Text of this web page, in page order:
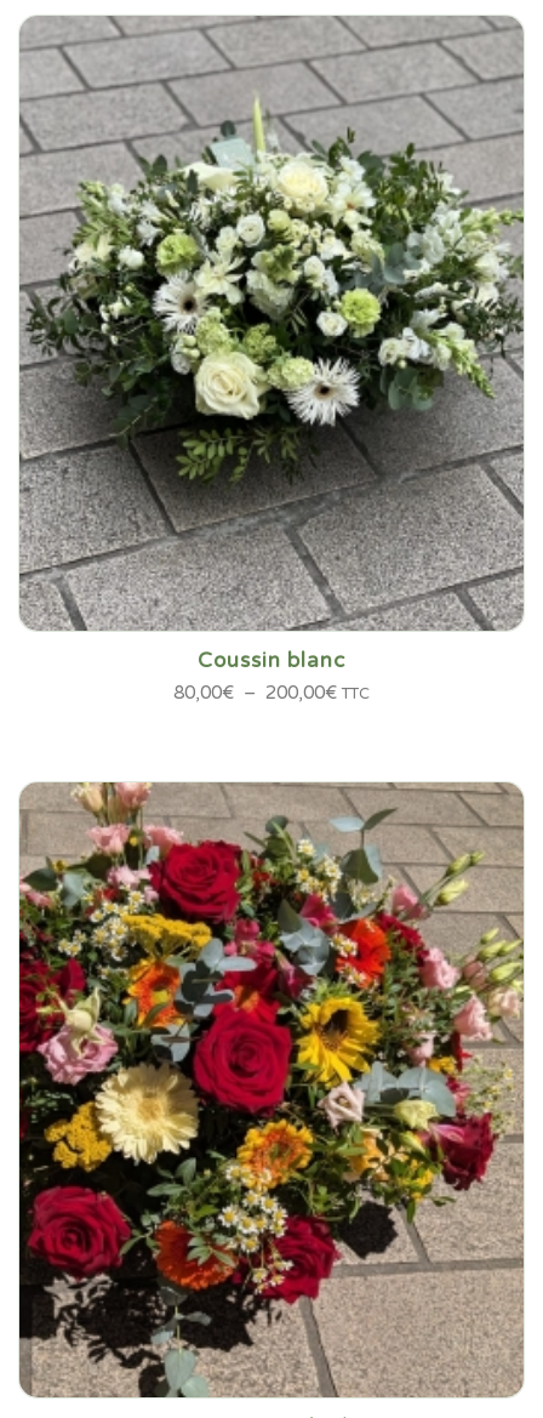
Coussin blanc
80,00€ – 200,00€Plage
à
200,00€
TTC